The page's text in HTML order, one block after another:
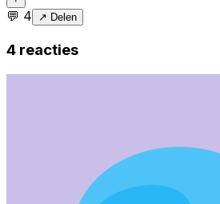
💬 4 ↗ Delen
4 reacties